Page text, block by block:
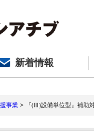
新着情報
事業 > 『(Ⅲ)設備単位型』補助